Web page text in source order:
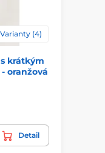
Varianty (4)
krátkým
oranžová
Detail